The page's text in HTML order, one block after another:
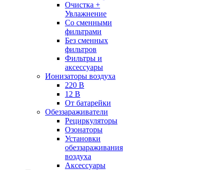
Очистка +
Увлажнение
Cо сменными
фильтрами
Без сменных
фильтров
Фильтры и
аксессуары
Ионизаторы воздуха
220 В
12 В
От батарейки
Обеззараживатели
Рециркуляторы
Озонаторы
Установки
обеззараживания
воздуха
Аксессуары